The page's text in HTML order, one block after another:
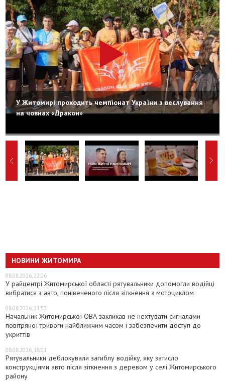
У Житомирі проходить чемпіонат України з веслування
на човнах «Дракон»
НОВИНИ ЖИТОМИРА
08.08.2026, 22:06
У райцентрі Житомирської області рятувальники допомогли водійці
вибратися з авто, понівеченого після зіткнення з мотоциклом
08.08.2026, 21:53
Начальник Житомирської ОВА закликав не нехтувати сигналами
повітряної тривоги найближчим часом і забезпечити доступ до
укриттів
08.08.2026, 18:01
Рятувальники деблокували загиблу водійку, яку затисло
конструкціями авто після зіткнення з деревом у селі Житомирського
району